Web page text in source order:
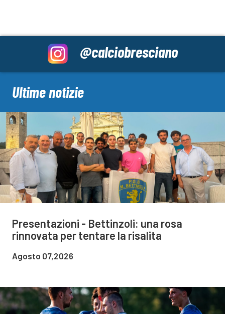
@calciobresciano
Ultime notizie
Presentazioni - Bettinzoli: una rosa
rinnovata per tentare la risalita
Agosto 07,2026